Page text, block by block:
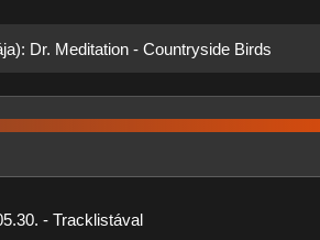
Dr. Meditation - Countryside Birds
- Tracklistával